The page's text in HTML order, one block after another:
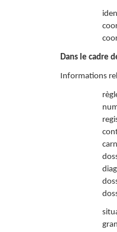
Dans le cadre
Informations